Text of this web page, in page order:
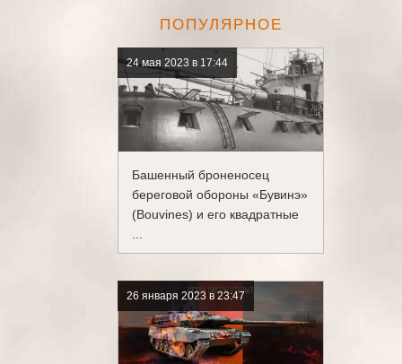
ПОПУЛЯРНОЕ
24 мая 2023 в 17:44
Башенный броненосец
береговой обороны «Бувинэ»
(Bouvines) и его квадратные
26 января 2023 в 23:47